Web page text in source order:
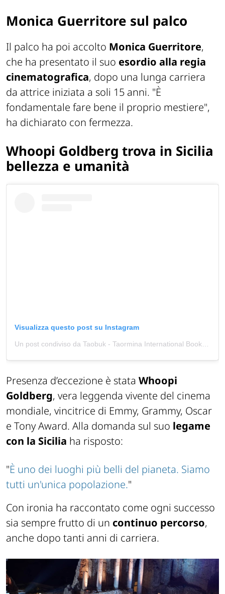
Monica Guerritore sul palco
Il palco ha poi accolto Monica Guerritore,
che ha presentato il suo esordio alla regia
cinematografica, dopo una lunga carriera
da attrice iniziata a soli 15 anni. "È
fondamentale fare bene il proprio mestiere",
ha dichiarato con fermezza.
Whoopi Goldberg trova in Sicilia
bellezza e umanità
Visualizza questo post su Instagram
Presenza d’eccezione è stata Whoopi
Goldberg, vera leggenda vivente del cinema
mondiale, vincitrice di Emmy, Grammy, Oscar
e Tony Award. Alla domanda sul suo legame
con la Sicilia ha risposto:
"È uno dei luoghi più belli del pianeta. Siamo
tutti un'unica popolazione."
Con ironia ha raccontato come ogni successo
sia sempre frutto di un continuo percorso,
anche dopo tanti anni di carriera.